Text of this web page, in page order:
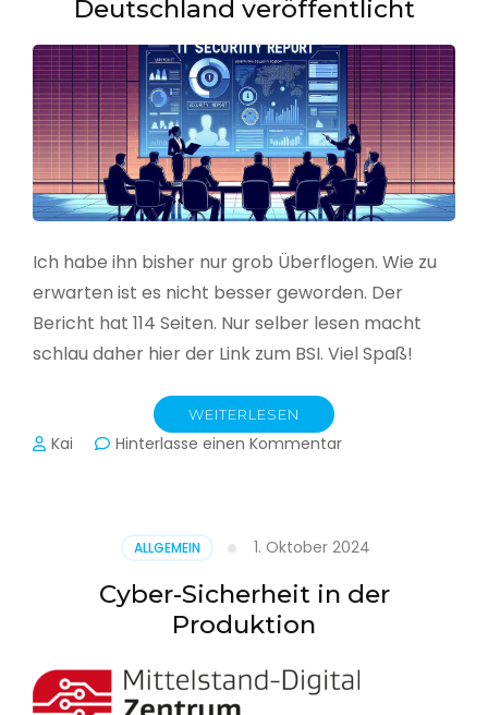
Deutschland veröffentlicht
Ich habe ihn bisher nur grob Überflogen. Wie zu
erwarten ist es nicht besser geworden. Der
Bericht hat 114 Seiten. Nur selber lesen macht
schlau daher hier der Link zum BSI. Viel Spaß!
WEITERLESEN
Kai Hinterlasse einen Kommentarzu
seinen
Lagebericht
zur
in
Deutschland
ALLGEMEIN 1. Oktober 2024
Cyber-Sicherheit in der
Produktion